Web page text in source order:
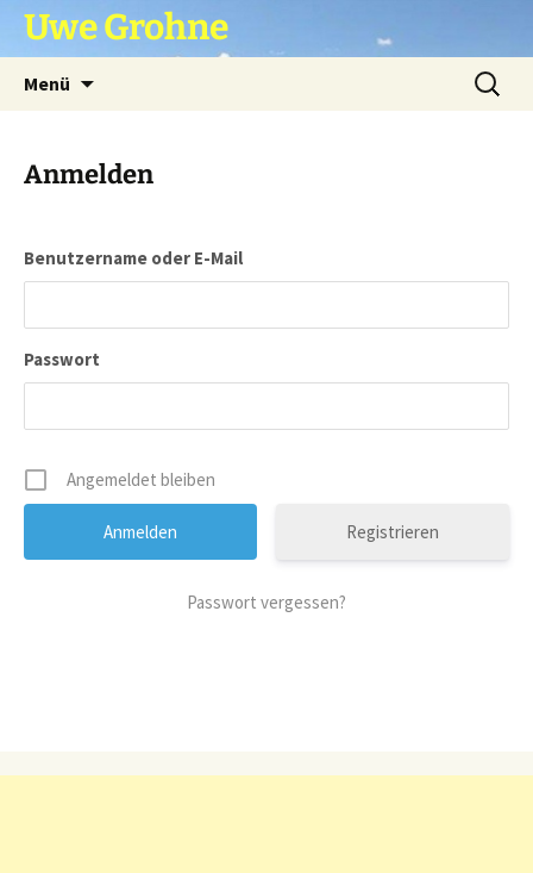
Zum
InhaltUwe Grohne
Menü
Suchen
nach:
Anmelden
Benutzername oder E-Mail
Passwort
Angemeldet bleiben
Registrieren
Passwort vergessen?